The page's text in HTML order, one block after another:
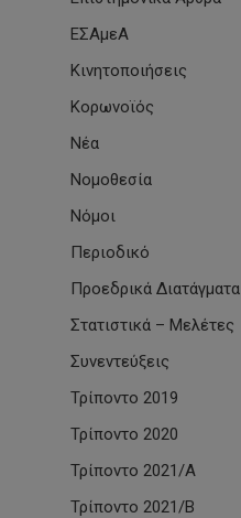
ΕΣΑμεΑ
Κινητοποιήσεις
Κορωνοϊός
Νέα
Νομοθεσία
Νόμοι
Περιοδικό
Προεδρικά Διατάγματα
Στατιστικά – Μελέτες
Συνεντεύξεις
Τρίποντο 2019
Τρίποντο 2020
Τρίποντο 2021/Α
Τρίποντο 2021/Β